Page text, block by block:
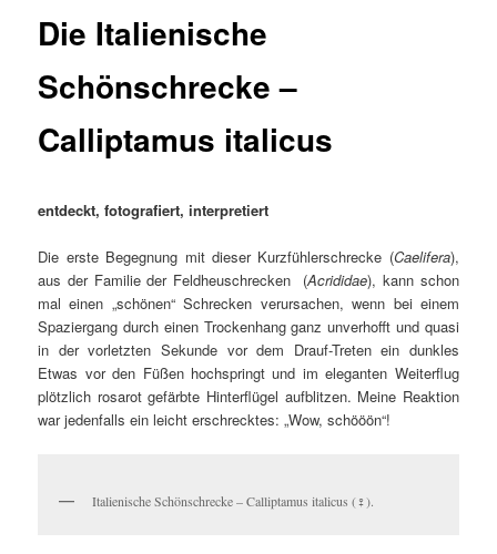
Die Italienische
Schönschrecke –
Calliptamus italicus
entdeckt, fotografiert, interpretiert
Die erste Begegnung mit dieser Kurzfühlerschrecke (Caelifera),
aus der Familie der Feldheuschrecken (Acrididae), kann schon
mal einen „schönen“ Schrecken verursachen, wenn bei einem
Spaziergang durch einen Trockenhang ganz unverhofft und quasi
in der vorletzten Sekunde vor dem Drauf-Treten ein dunkles
Etwas vor den Füßen hochspringt und im eleganten Weiterflug
plötzlich rosarot gefärbte Hinterflügel aufblitzen. Meine Reaktion
war jedenfalls ein leicht erschrecktes: „Wow, schööön“!
Italienische Schönschrecke – Calliptamus italicus (♀).